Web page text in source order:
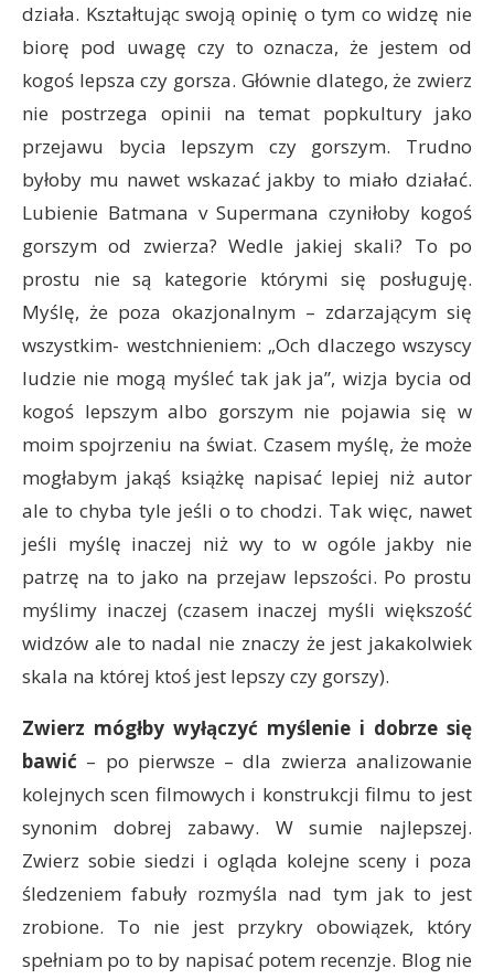
działa. Kształtując swoją opinię o tym co widzę nie
biorę pod uwagę czy to oznacza, że jestem od
kogoś lepsza czy gorsza. Głównie dlatego, że zwierz
nie postrzega opinii na temat popkultury jako
przejawu bycia lepszym czy gorszym. Trudno
byłoby mu nawet wskazać jakby to miało działać.
Lubienie Batmana v Supermana czyniłoby kogoś
gorszym od zwierza? Wedle jakiej skali? To po
prostu nie są kategorie którymi się posługuję.
Myślę, że poza okazjonalnym – zdarzającym się
wszystkim- westchnieniem: „Och dlaczego wszyscy
ludzie nie mogą myśleć tak jak ja”, wizja bycia od
kogoś lepszym albo gorszym nie pojawia się w
moim spojrzeniu na świat. Czasem myślę, że może
mogłabym jakąś książkę napisać lepiej niż autor
ale to chyba tyle jeśli o to chodzi. Tak więc, nawet
jeśli myślę inaczej niż wy to w ogóle jakby nie
patrzę na to jako na przejaw lepszości. Po prostu
myślimy inaczej (czasem inaczej myśli większość
widzów ale to nadal nie znaczy że jest jakakolwiek
skala na której ktoś jest lepszy czy gorszy).
Zwierz mógłby wyłączyć myślenie i dobrze się
bawić – po pierwsze – dla zwierza analizowanie
kolejnych scen filmowych i konstrukcji filmu to jest
synonim dobrej zabawy. W sumie najlepszej.
Zwierz sobie siedzi i ogląda kolejne sceny i poza
śledzeniem fabuły rozmyśla nad tym jak to jest
zrobione. To nie jest przykry obowiązek, który
spełniam po to by napisać potem recenzje. Blog nie